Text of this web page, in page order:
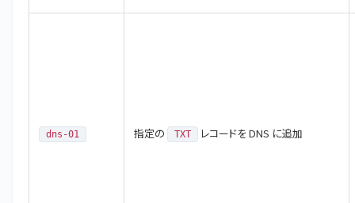
dns-01 指定の TXT レコードを DNS に追加